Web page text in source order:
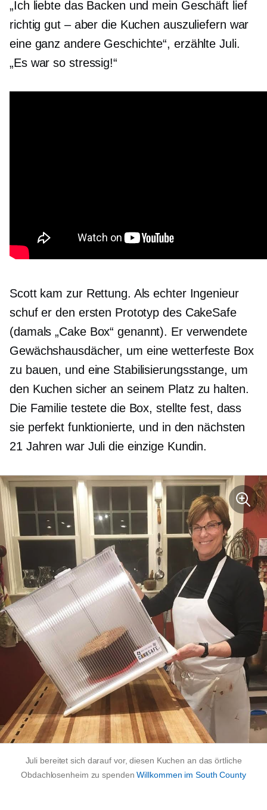
„Ich liebte das Backen und mein Geschäft lief
richtig gut – aber die Kuchen auszuliefern war
eine ganz andere Geschichte“, erzählte Juli.
„Es war so stressig!“
Scott kam zur Rettung. Als echter Ingenieur
schuf er den ersten Prototyp des CakeSafe
(damals „Cake Box“ genannt). Er verwendete
Gewächshausdächer, um eine wetterfeste Box
zu bauen, und eine Stabilisierungsstange, um
den Kuchen sicher an seinem Platz zu halten.
Die Familie testete die Box, stellte fest, dass
sie perfekt funktionierte, und in den nächsten
21 Jahren war Juli die einzige Kundin.
Juli bereitet sich darauf vor, diesen Kuchen an das örtliche
Obdachlosenheim zu spendenWillkommen im South County